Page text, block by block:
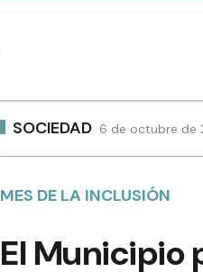
SOCIEDAD 6 de octubre de
MES DE LA INCLUSIÓN
El Municipio